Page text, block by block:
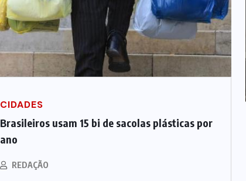
CIDADES
Brasileiros usam 15 bi de sacolas plásticas por
ano
REDAÇÃO
Dia dos Pais impulsiona varejo e
reforça conexão entre pais e filhos
na moda inspirada no agro
7 DE AGOSTO DE 2026